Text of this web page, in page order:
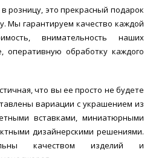
розницу, это прекрасный подарок
Мы гарантируем качество каждой
внимательность наших
обработку каждого
что вы ее просто не будете
вариации с украшением из
вставками, миниатюрными
дизайнерскими решениями.
качеством изделий и